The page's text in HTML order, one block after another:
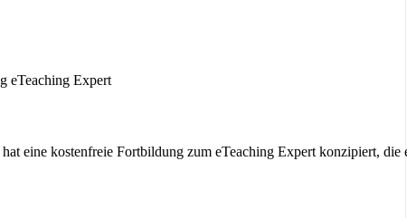
eine kostenfreie Fortbildung zum eTeaching Expert konzipiert, die